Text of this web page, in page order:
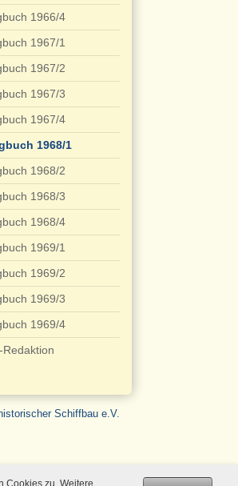
1966/4
1967/1
1967/2
1967/3
1967/4
1968/1
1968/2
1968/3
1968/4
1969/1
1969/2
1969/3
1969/4
Redaktion
Schiffbau e.V.
Cookies zu. Weitere